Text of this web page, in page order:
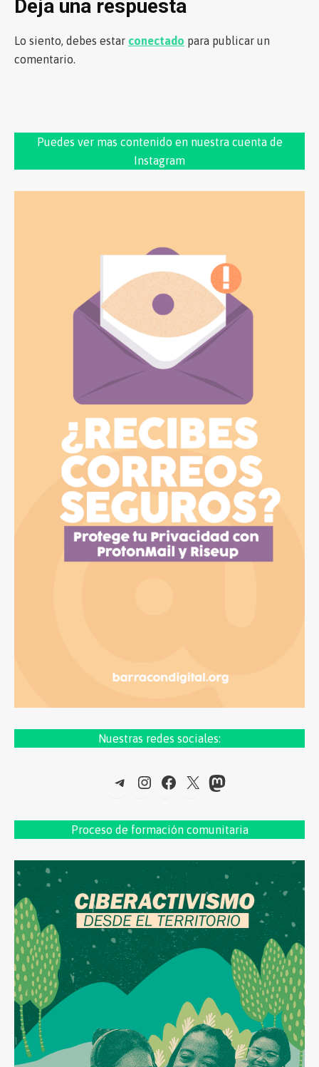
Deja una respuesta
Lo siento, debes estar conectado para publicar un
comentario.
Puedes ver mas contenido en nuestra cuenta de
Instagram
Nuestras redes sociales:
Telegram
Instagram
Facebook
X Mastodon
Proceso de formación comunitaria